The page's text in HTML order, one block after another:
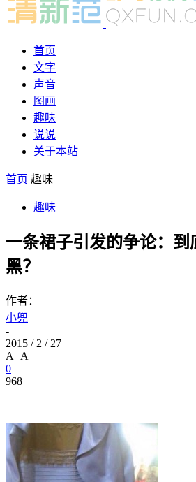
首页
文字
声音
图画
趣味
说说
关于本站
首页 趣味
趣味
一条裙子引发的争论：到
黑？
作者：
小兜
-
2015 / 2 / 27
A+A
0
968